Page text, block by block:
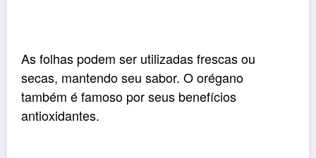
As folhas podem ser utilizadas frescas ou
secas, mantendo seu sabor. O orégano
também é famoso por seus benefícios
antioxidantes.